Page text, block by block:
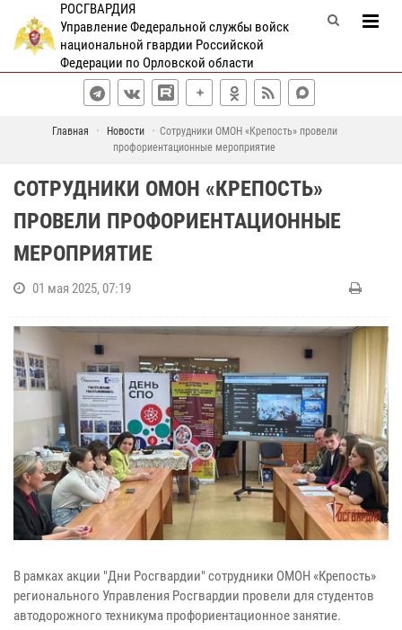
РОСГВАРДИЯ
Управление Федеральной службы войск
национальной гвардии Российской
Федерации по Орловской области
Главная Новости
Сотрудники ОМОН «Крепость» провели
профориентационные мероприятие
СОТРУДНИКИ ОМОН «КРЕПОСТЬ»
ПРОВЕЛИ ПРОФОРИЕНТАЦИОННЫЕ
МЕРОПРИЯТИЕ
01 мая 2025, 07:19
В рамках акции "Дни Росгвардии" сотрудники ОМОН «Крепость»
регионального Управления Росгвардии провели для студентов
автодорожного техникума профориентационное занятие.